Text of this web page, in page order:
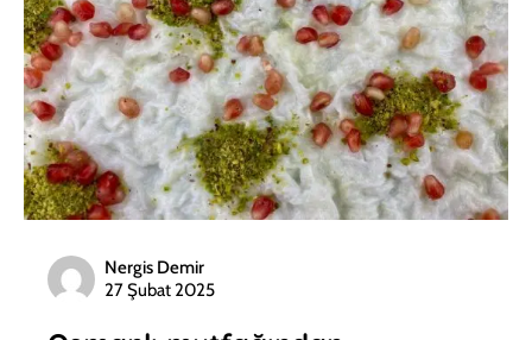
Nergis Demir
27 Şubat 2025